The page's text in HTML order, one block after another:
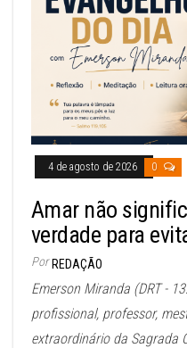
4 de agosto de 2026 0
Amar não
verdade para
Por REDAÇÃO
Emerson Miranda (DRT -
profissional, professor,
extraordinário da Sagrada